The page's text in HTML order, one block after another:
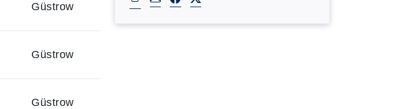
Güstrow
Güstrow
Güstrow